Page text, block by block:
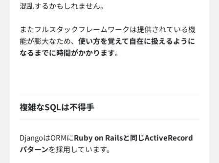
混乱するかもしれません。
またフルスタックフレームワークは提供されている機
能が膨大なため、 使い方を覚えて自在に扱えるように
なるまでに時間がかかります。
複雑なSQLは不得手
DjangoはORMにRuby on Railsと同じActiveRecord
パターンを採用しています。